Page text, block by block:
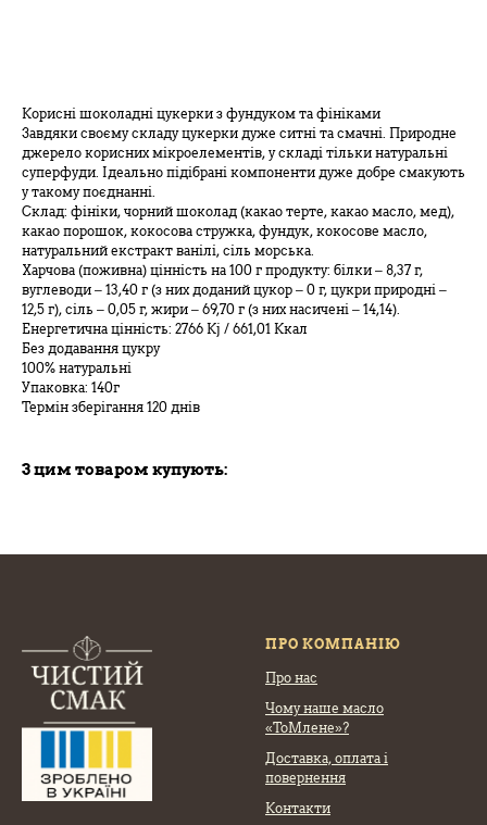
Корисні шоколадні цукерки з фундуком та фініками
Завдяки своєму складу цукерки дуже ситні та смачні. Природне
джерело корисних мікроелементів, у складі тільки натуральні
суперфуди. Ідеально підібрані компоненти дуже добре смакують
у такому поєднанні.
Склад: фініки, чорний шоколад (какао терте, какао масло, мед),
какао порошок, кокосова стружка, фундук, кокосове масло,
натуральний екстракт ванілі, сіль морська.
Харчова (поживна) цінність на 100 г продукту: білки – 8,37 г,
вуглеводи – 13,40 г (з них доданий цукор – 0 г, цукри природні –
12,5 г), сіль – 0,05 г, жири – 69,70 г (з них насичені – 14,14).
Енергетична цінність: 2766 Kj / 661,01 Ккал
Без додавання цукру
100% натуральні
Упаковка: 140г
Термін зберігання 120 днів
З цим товаром купують:
ПРО КОМПАНІЮ
Про нас
Чому наше масло
«ТоМлене»?
Доставка, оплата і
повернення
Контакти